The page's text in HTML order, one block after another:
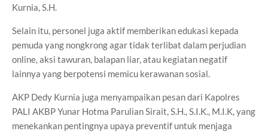
Kurnia, S.H.
Selain itu, personel juga aktif memberikan edukasi kepada
pemuda yang nongkrong agar tidak terlibat dalam perjudian
online, aksi tawuran, balapan liar, atau kegiatan negatif
lainnya yang berpotensi memicu kerawanan sosial.
AKP Dedy Kurnia juga menyampaikan pesan dari Kapolres
PALI AKBP Yunar Hotma Parulian Sirait, S.H., S.I.K., M.I.K, yang
menekankan pentingnya upaya preventif untuk menjaga